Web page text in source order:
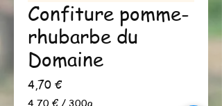
Confiture pomme-
rhubarbe du
Domaine
4,70 €Prix
4,70 € / 300g